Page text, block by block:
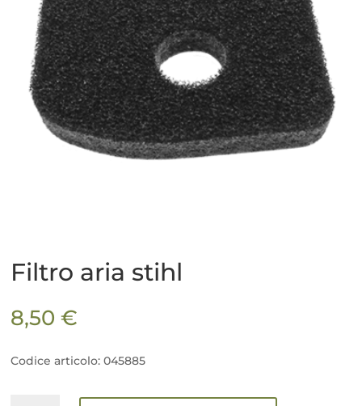
Filtro aria stihl
8,50€
Codice articolo: 045885